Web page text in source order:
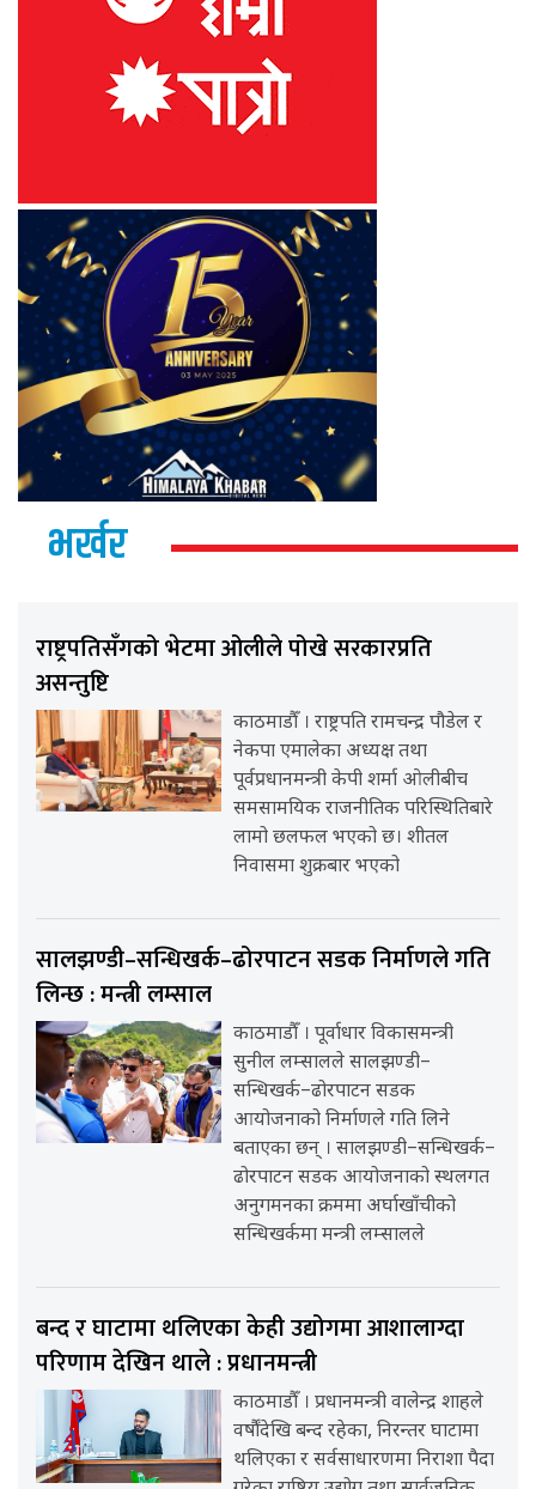
भर्खर
राष्ट्रपतिसँगको भेटमा ओलीले पोखे सरकारप्रति
असन्तुष्टि
काठमाडौँ । राष्ट्रपति रामचन्द्र पौडेल र
नेकपा एमालेका अध्यक्ष तथा
पूर्वप्रधानमन्त्री केपी शर्मा ओलीबीच
समसामयिक राजनीतिक परिस्थितिबारे
लामो छलफल भएको छ। शीतल
निवासमा शुक्रबार भएको
सालझण्डी–सन्धिखर्क–ढोरपाटन सडक निर्माणले गति
लिन्छ : मन्त्री लम्साल
काठमाडौँ । पूर्वाधार विकासमन्त्री
सुनील लम्सालले सालझण्डी–
सन्धिखर्क–ढोरपाटन सडक
आयोजनाको निर्माणले गति लिने
बताएका छन् । सालझण्डी–सन्धिखर्क–
ढोरपाटन सडक आयोजनाको स्थलगत
अनुगमनका क्रममा अर्घाखाँचीको
सन्धिखर्कमा मन्त्री लम्सालले
बन्द र घाटामा थलिएका केही उद्योगमा आशालाग्दा
परिणाम देखिन थाले : प्रधानमन्त्री
काठमाडौँ । प्रधानमन्त्री वालेन्द्र शाहले
वर्षौंदेखि बन्द रहेका, निरन्तर घाटामा
थलिएका र सर्वसाधारणमा निराशा पैदा